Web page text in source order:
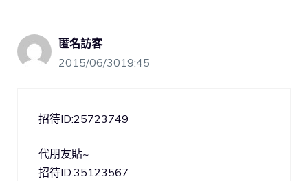
匿名訪客
2015/06/3019:45
招待ID:25723749
代朋友貼~
招待ID:35123567